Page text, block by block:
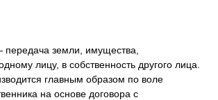
земли, имущества,
лицу, в собственность другого лица.
главным образом по воле
на основе договора с